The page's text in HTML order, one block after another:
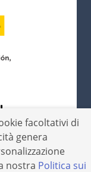
facoltativi di
genera
nostra Politica sui